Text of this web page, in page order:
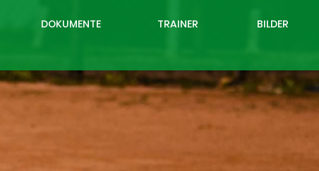
DOKUMENTE TRAINER BILDER